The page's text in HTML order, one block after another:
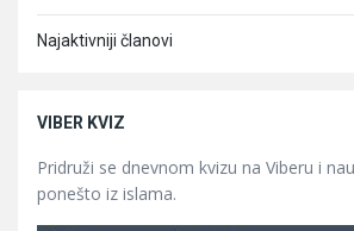
Najaktivniji članovi
VIBER KVIZ
Pridruži se dnevnom kvizu na Viberu i
ponešto iz islama.